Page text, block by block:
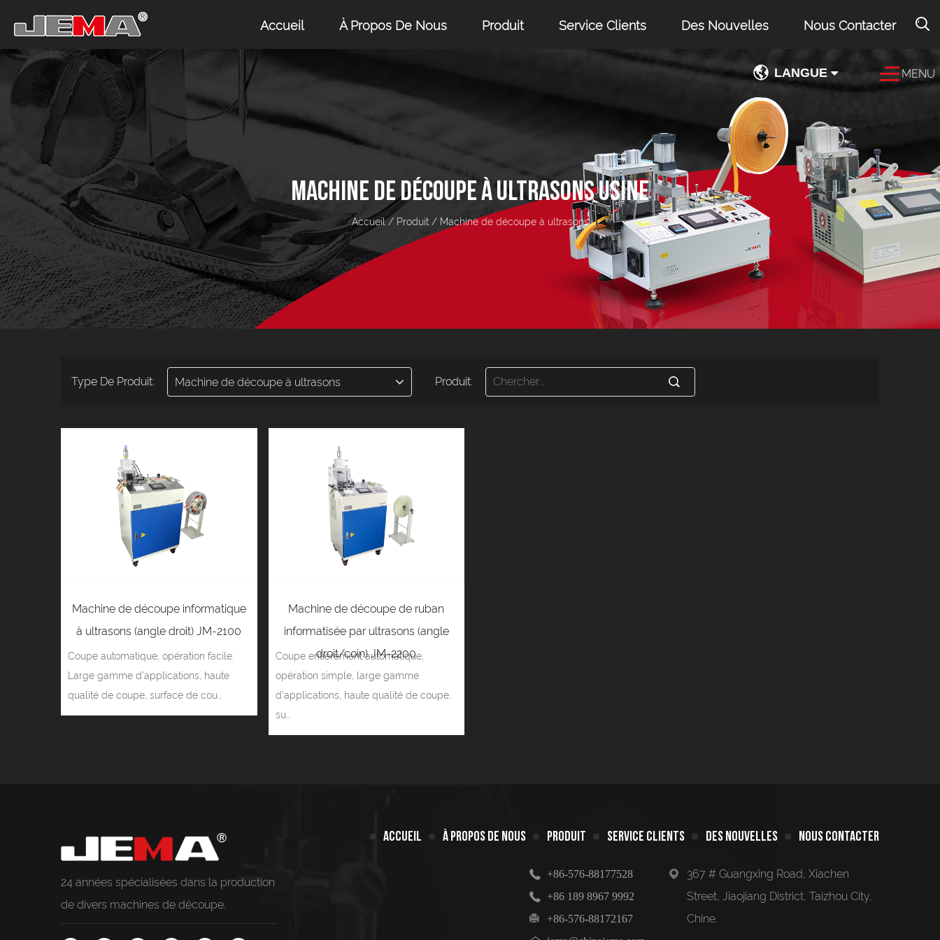
Accueil À Propos De Nous Produit Service Clients Des Nouvelles Nous Contacter
LANGUE MENU
MACHINE DE DÉCOUPE À ULTRASONS USINE
Accueil/ Produit/ Machine de découpe à ultrasons
Type De Produit: Machine de découpe à ultrasons Produit:
Machine de découpe informatique
à ultrasons (angle droit) JM-2100
Coupe automatique, opération facile.
Large gamme d'applications, haute
qualité de coupe, surface de cou...
Machine de découpe de ruban
informatisée par ultrasons (angle
droit/coin) JM-2200
Coupe entièrement automatique,
opération simple, large gamme
d'applications, haute qualité de coupe,
su...
24 années spécialisées dans la production
de divers machines de découpe.
ACCUEIL À PROPOS DE NOUS PRODUIT SERVICE CLIENTS DES NOUVELLES NOUS CONTACTER
+86-576-88177528
+86 189 8967 9992
+86-576-88172167
367 # Guangxing Road, Xiachen
Street, Jiaojiang District, Taizhou City,
Chine.